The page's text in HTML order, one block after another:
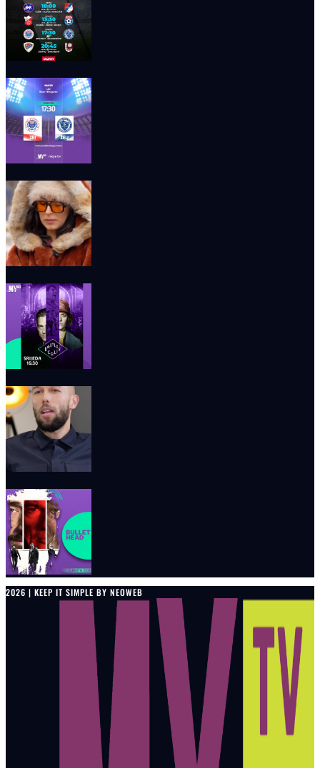
2026 | KEEP IT SIMPLE BY NEOWEB